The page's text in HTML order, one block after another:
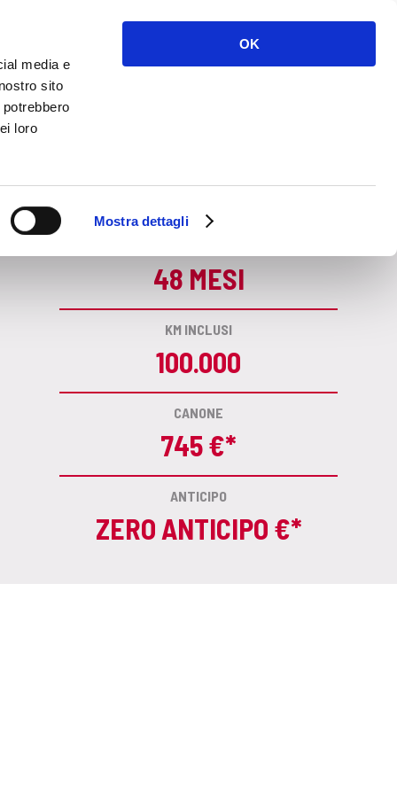
media e
sito
loro
Mostra dettagli
OK
CONTATTI
48 MESI
KM INCLUSI
100.000
CANONE
745 €*
ANTICIPO
ZERO ANTICIPO €*